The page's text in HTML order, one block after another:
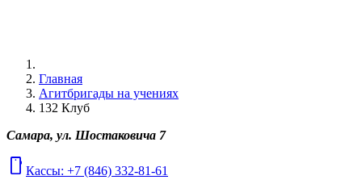
Главная
Агитбригады на учениях
132 Клуб
Самара, ул. Шостаковича 7
mobile Кассы: +7 (846) 332-81-61